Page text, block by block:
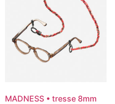
MADNESS • tresse 8mm